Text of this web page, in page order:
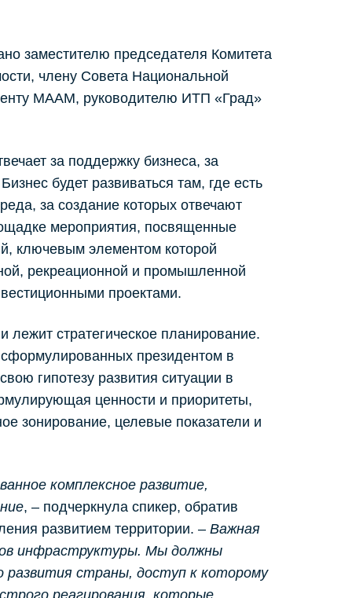
заместителю председателя Комитета
члену Совета Национальной
МААМ, руководителю ИТП «Град»
за поддержку бизнеса, за
будет развиваться там, где есть
за создание которых отвечают
мероприятия, посвященные
ключевым элементом которой
рекреационной и промышленной
проектами.
стратегическое планирование.
сформулированных президентом в
гипотезу развития ситуации в
ценности и приоритеты,
зонирование, целевые показатели и
комплексное развитие,
, – подчеркнула спикер, обратив
развитием территории. – Важная
инфраструктуры. Мы должны
страны, доступ к которому
реагирования, которые